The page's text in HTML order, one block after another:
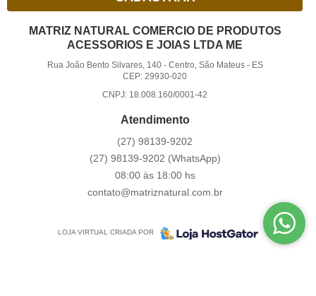
MATRIZ NATURAL COMERCIO DE PRODUTOS
ACESSORIOS E JOIAS LTDA ME
Rua João Bento Silvares, 140- Centro, São Mateus- ES
CEP: 29930-020
CNPJ: 18.008.160/0001-42
Atendimento
(27) 98139-9202
(27) 98139-9202 (WhatsApp)
08:00 às 18:00 hs
contato@matriznatural.com.br
LOJA VIRTUAL CRIADA POR